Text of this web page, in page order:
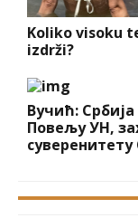
Koliko visoku
izdrži?
Вучић:
Повељу УН,
суверенитету